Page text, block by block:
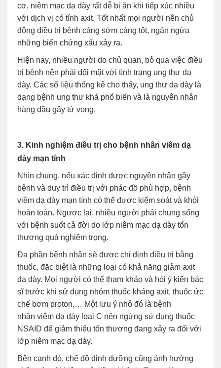
cơ, niêm mạc dạ dày rất dễ bị ăn khi tiếp xúc nhiều
với dịch vị có tính axit. Tốt nhất mọi người nên chủ
động điều trị bệnh càng sớm càng tốt, ngăn ngừa
những biến chứng xấu xảy ra.
Hiện nay, nhiều người do chủ quan, bỏ qua việc điều
trị bệnh nên phải đối mặt với tình trạng ung thư dạ
dày. Các số liệu thống kê cho thấy, ung thư dạ dày là
dạng bệnh ung thư khá phổ biến và là nguyên nhân
hàng đầu gây tử vong.
3. Kinh nghiệm điều trị cho bệnh nhân viêm dạ
dày mạn tính
Nhìn chung, nếu xác định được nguyên nhân gây
bệnh và duy trì điều trị với phác đồ phù hợp, bệnh
viêm dạ dày mạn tính có thể được kiểm soát và khỏi
hoàn toàn. Ngược lại, nhiều người phải chung sống
với bệnh suốt cả đời do lớp niêm mạc dạ dày tổn
thương quá nghiêm trọng.
Đa phần bệnh nhân sẽ được chỉ định điều trị bằng
thuốc, đặc biệt là những loại có khả năng giảm axit
dạ dày. Mọi người có thể tham khảo và hỏi ý kiến bác
sĩ trước khi sử dụng nhóm thuốc kháng axit, thuốc ức
chế bơm proton,… Một lưu ý nhỏ đó là bệnh
nhân viêm dạ dày loại C nên ngừng sử dụng thuốc
NSAID để giảm thiểu tổn thương đang xảy ra đối với
lớp niêm mạc dạ dày.
Bên cạnh đó, chế độ dinh dưỡng cũng ảnh hưởng